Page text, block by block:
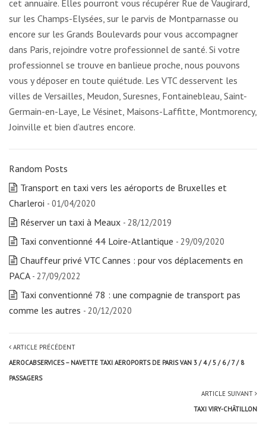
cet annuaire. Elles pourront vous récupérer Rue de Vaugirard,
sur les Champs-Elysées, sur le parvis de Montparnasse ou
encore sur les Grands Boulevards pour vous accompagner
dans Paris, rejoindre votre professionnel de santé. Si votre
professionnel se trouve en banlieue proche, nous pouvons
vous y déposer en toute quiétude. Les VTC desservent les
villes de Versailles, Meudon, Suresnes, Fontainebleau, Saint-
Germain-en-Laye, Le Vésinet, Maisons-Laffitte, Montmorency,
Joinville et bien d’autres encore.
Random Posts
Transport en taxi vers les aéroports de Bruxelles et
Charleroi - 01/04/2020
Réserver un taxi à Meaux - 28/12/2019
Taxi conventionné 44 Loire-Atlantique - 29/09/2020
Chauffeur privé VTC Cannes : pour vos déplacements en
PACA - 27/09/2022
Taxi conventionné 78 : une compagnie de transport pas
comme les autres - 20/12/2020
ARTICLE PRÉCÉDENT
AEROCABSERVICES – NAVETTE TAXI AEROPORTS DE PARIS VAN 3 / 4 / 5 / 6 / 7 / 8
PASSAGERS
ARTICLE SUIVANT
TAXI VIRY-CHÂTILLON